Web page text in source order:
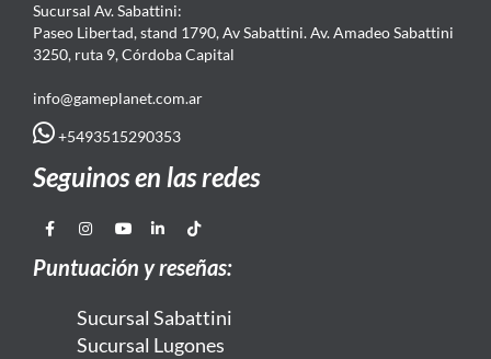
Sucursal Av. Sabattini:
Paseo Libertad, stand 1790, Av Sabattini. Av. Amadeo Sabattini
3250, ruta 9, Córdoba Capital
info@gameplanet.com.ar
+5493515290353
Seguinos en las redes
Puntuación y reseñas:
Sucursal Sabattini
Sucursal Lugones